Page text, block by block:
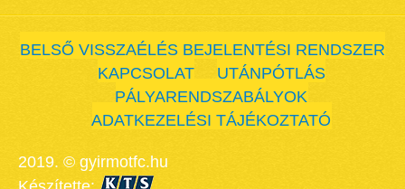
BELSŐ VISSZAÉLÉS BEJELENTÉSI RENDSZER
KAPCSOLAT
UTÁNPÓTLÁS
PÁLYARENDSZABÁLYOK
ADATKEZELÉSI TÁJÉKOZTATÓ
2019. © gyirmotfc.hu